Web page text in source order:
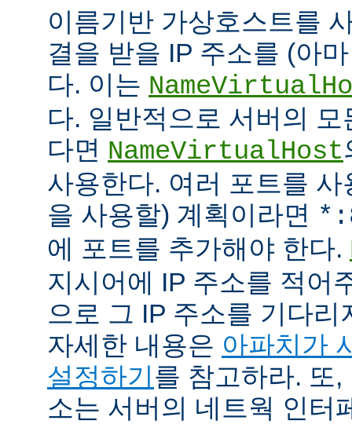
이름기반 가상호스트를
결을 받을 IP 주소를 (아
다. 이는
다. 일반적으로 서버의
다면 NameVirtualHost
사용한다. 여러 포트를
을 사용할) 계획이라면
에 포트를 추가해야 한다.
지시어에 IP 주소를 적어
으로 그 IP 주소를 기다
자세한 내용은 아파치가
설정하기를 참고하라. 또
소는 서버의 네트웍 인터